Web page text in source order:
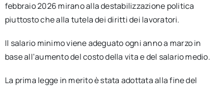
febbraio 2026 mirano alla destabilizzazione politica
piuttosto che alla tutela dei diritti dei lavoratori.
Il salario minimo viene adeguato ogni anno a marzo in
base all’aumento del costo della vita e del salario medio.
La prima legge in merito è stata adottata alla fine del